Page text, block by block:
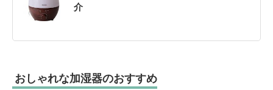
介
おしゃれな加湿器のおすすめ